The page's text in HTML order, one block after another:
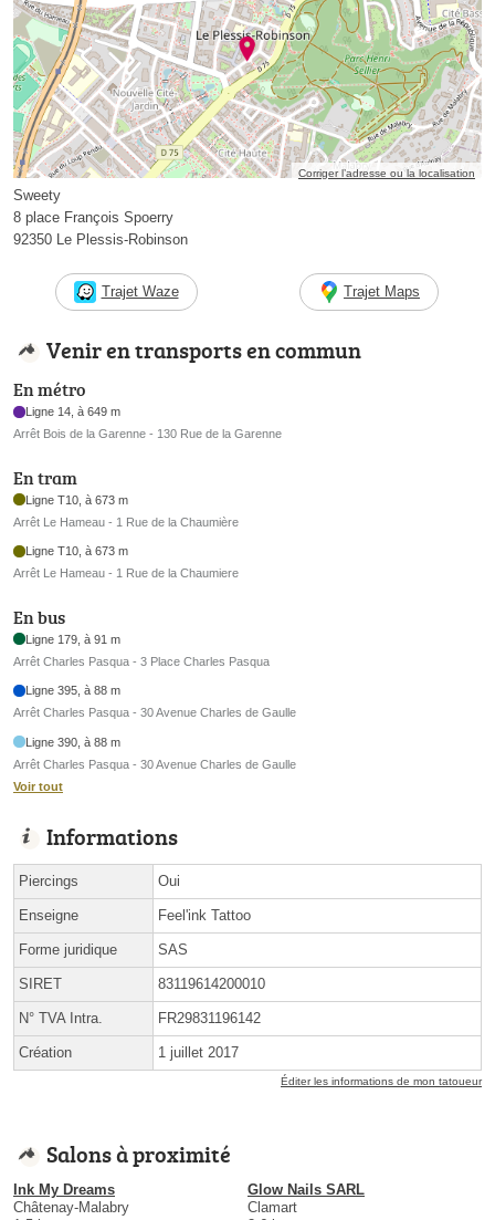
Corriger l’adresse ou la localisation
Sweety
8 place François Spoerry
92350 Le Plessis-Robinson
Trajet Waze Trajet Maps
Venir en transports en commun
En métro
Ligne 14, à 649 m
Arrêt Bois de la Garenne - 130 Rue de la Garenne
En tram
Ligne T10, à 673 m
Arrêt Le Hameau - 1 Rue de la Chaumière
Ligne T10, à 673 m
Arrêt Le Hameau - 1 Rue de la Chaumiere
En bus
Ligne 179, à 91 m
Arrêt Charles Pasqua - 3 Place Charles Pasqua
Ligne 395, à 88 m
Arrêt Charles Pasqua - 30 Avenue Charles de Gaulle
Ligne 390, à 88 m
Arrêt Charles Pasqua - 30 Avenue Charles de Gaulle
Voir tout
Informations
Piercings Oui
Enseigne Feel'ink Tattoo
Forme juridique SAS
SIRET 83119614200010
N° TVA Intra. FR29831196142
Création 1 juillet 2017
Éditer les informations de mon tatoueur
Salons à proximité
Ink My Dreams
Châtenay-Malabry
Glow Nails SARL
Clamart